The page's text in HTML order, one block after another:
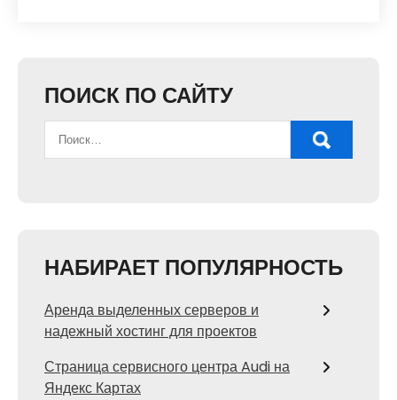
ПОИСК ПО САЙТУ
НАБИРАЕТ ПОПУЛЯРНОСТЬ
Аренда выделенных серверов и
надежный хостинг для проектов
Страница сервисного центра Audi на
Яндекс Картах